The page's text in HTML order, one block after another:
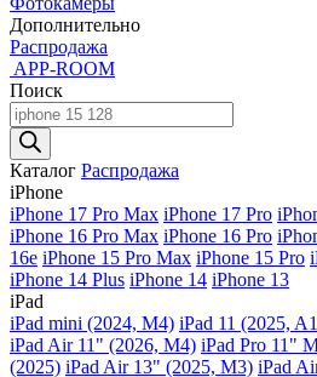
Дополнительно
Распродажа
APP-ROOM
Поиск
Поиск
товаров
Каталог Распродажа
iPhone
iPhone 17 Pro Max iPhone 17 Pro
iPhone 16 Pro Max iPhone 16 Pro
16e iPhone 15 Pro Max iPhone 15 Pro
iPhone 14 Plus iPhone 14 iPhone 13
iPad
iPad mini (2024, M4) iPad 11 (2025,
iPad Air 11" (2026, M4) iPad Pro 11"
(2025) iPad Air 13" (2025, M3) iPad